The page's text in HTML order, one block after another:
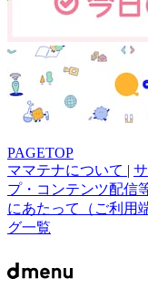
PAGETOP
ママテナについて |
プ・コンテンツ配信
にあたって（ご利用
グ一覧